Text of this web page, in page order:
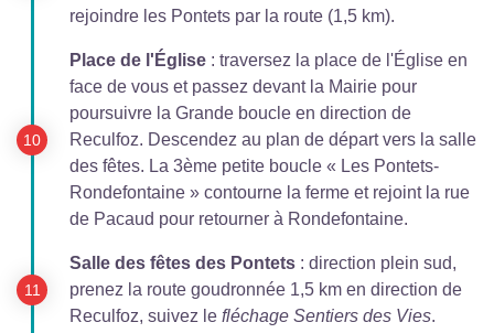
rejoindre les Pontets par la route (1,5 km).
Place de l'Église : traversez la place de l'Église en
face de vous et passez devant la Mairie pour
poursuivre la Grande boucle en direction de
Reculfoz. Descendez au plan de départ vers la salle
des fêtes. La 3ème petite boucle « Les Pontets-
Rondefontaine » contourne la ferme et rejoint la rue
de Pacaud pour retourner à Rondefontaine.
Salle des fêtes des Pontets : direction plein sud,
prenez la route goudronnée 1,5 km en direction de
Reculfoz, suivez le fléchage Sentiers des Vies.